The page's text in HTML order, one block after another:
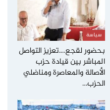
سياسة
بحضور لقجع….تعزيز التواصل
المباشر بين قيادة حزب
الأصالة والمعاصرة ومناضلي
الحزب…